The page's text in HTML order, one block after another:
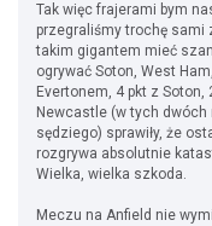
Tak więc frajerami bym
przegraliśmy trochę sami
takim gigantem mieć
ogrywać Soton, West
Evertonem, 4 pkt z Soton,
Newcastle (w tych
sędziego) sprawiły, że
rozgrywa absolutnie
Wielka, wielka szkoda.
Meczu na Anfield nie